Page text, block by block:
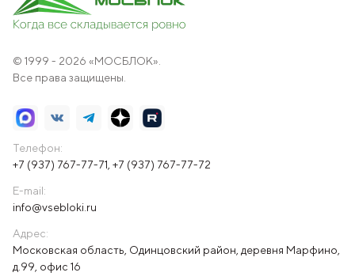
© 1999 - 2026 «МОСБЛОК».
Все права защищены.
Телефон:
+7 (937) 767-77-71, +7 (937) 767-77-72
E-mail:
info@vsebloki.ru
Адрес:
Московская область, Одинцовский район, деревня Марфино,
д.99, офис 16